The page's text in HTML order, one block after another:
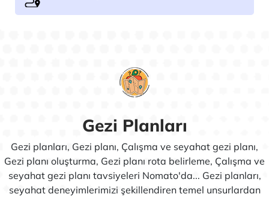
Gezi Planları
Gezi planları, Gezi planı, Çalışma ve seyahat gezi planı,
Gezi planı oluşturma, Gezi planı rota belirleme, Çalışma ve
seyahat gezi planı tavsiyeleri Nomato'da... Gezi planları,
seyahat deneyimlerimizi şekillendiren temel unsurlardan